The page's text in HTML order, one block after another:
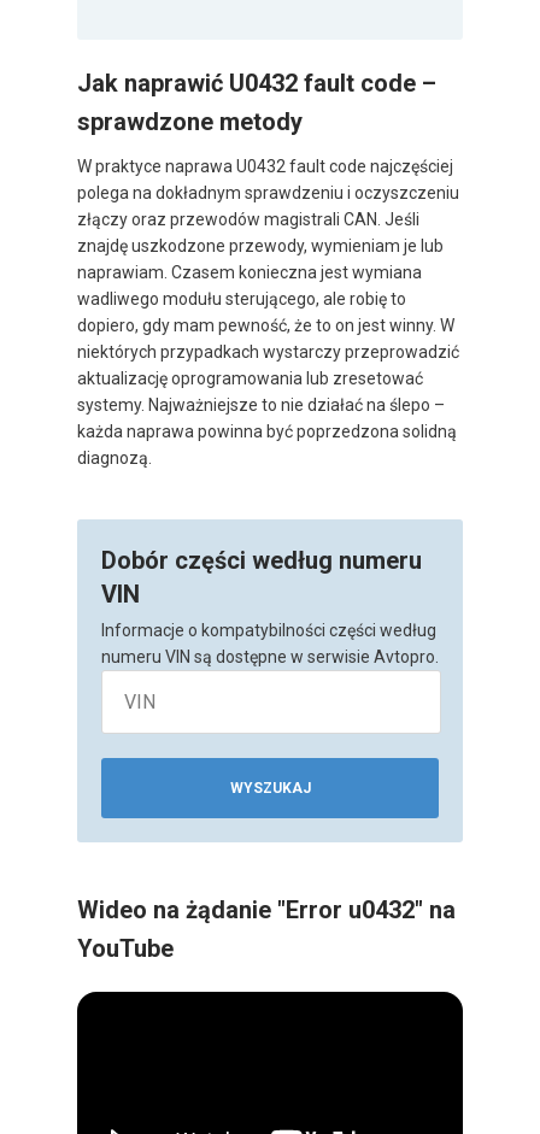
Jak naprawić U0432 fault code –
sprawdzone metody
W praktyce naprawa U0432 fault code najczęściej
polega na dokładnym sprawdzeniu i oczyszczeniu
złączy oraz przewodów magistrali CAN. Jeśli
znajdę uszkodzone przewody, wymieniam je lub
naprawiam. Czasem konieczna jest wymiana
wadliwego modułu sterującego, ale robię to
dopiero, gdy mam pewność, że to on jest winny. W
niektórych przypadkach wystarczy przeprowadzić
aktualizację oprogramowania lub zresetować
systemy. Najważniejsze to nie działać na ślepo –
każda naprawa powinna być poprzedzona solidną
diagnozą.
Dobór części według numeru
VIN
Informacje o kompatybilności części według
numeru VIN są dostępne w serwisie Avtopro.
WYSZUKAJ
Wideo na żądanie "Error u0432" na
YouTube